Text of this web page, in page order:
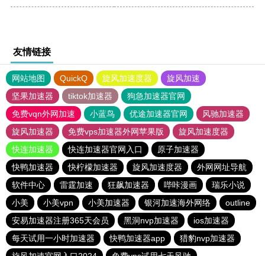
友情链接
网站地图 QuickQ 旋风加速度器
旋风加速
坚果加速器
tiktok加速器
狗急加速器官网
免费vqn外网加速
小蓝鸟 优途加速器官网
风驰加速器
旋风加速器
免费vps加速器外网苹果版
旋风加速度器
快连加速器
快连加速器官网入口
原子加速器
快鸭加速器
快柠檬加速器 旋风加速度器
外网网址导航
软件中心
雷霆加速 狂飙加速器 哔咔漫画
瑞乐小说
小美
小美vpn 小美加速器 银河加速海外网络
outline
安易加速器注册365天会员
黑洞nvp加速器
ios加速器
每天试用一小时加速器
快鸭加速器app
猎豹nvp加速器